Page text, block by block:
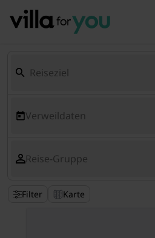
Verweildaten
Reise-Gruppe
Filter Karte